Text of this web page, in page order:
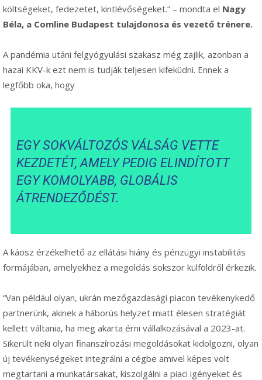
költségeket, fedezetet, kintlévőségeket.” – mondta el Nagy
Béla, a Comline Budapest tulajdonosa és vezető trénere.
A pandémia utáni felgyógyulási szakasz még zajlik, azonban a
hazai KKV-k ezt nem is tudják teljesen kifeküdni. Ennek a
legfőbb oka, hogy
EGY SOKVÁLTOZÓS VÁLSÁG VETTE
KEZDETÉT, AMELY PEDIG ELINDÍTOTT
EGY KOMOLYABB, GLOBÁLIS
ÁTRENDEZŐDÉST.
A káosz érzékelhető az ellátási hiány és pénzügyi instabilitás
formájában, amelyekhez a megoldás sokszor külföldről érkezik.
“Van például olyan, ukrán mezőgazdasági piacon tevékenykedő
partnerünk, akinek a háborús helyzet miatt élesen stratégiát
kellett váltania, ha meg akarta érni vállalkozásával a 2023-at.
Sikerült neki olyan finanszírozási megoldásokat kidolgozni, olyan
új tevékenységeket integrálni a cégbe amivel képes volt
megtartani a munkatársakat, kiszolgálni a piaci igényeket és